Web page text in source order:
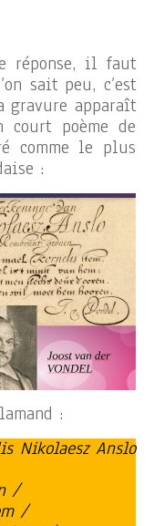
réponse, il faut
sait peu, c’est
gravure apparaît
poème de
comme le plus
:
:
Nikolaesz Anslo
/
/